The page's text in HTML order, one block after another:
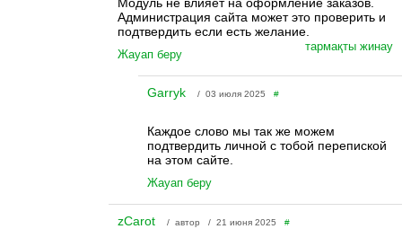
Администрация сайта может это проверить и
подтвердить если есть желание.
Жауап беру
тармақты жинау
Garryk / 03 июля 2025#
Каждое слово мы так же можем
подтвердить личной с тобой перепиской
на этом сайте.
Жауап беру
zCarot / автор / 21 июня 2025#